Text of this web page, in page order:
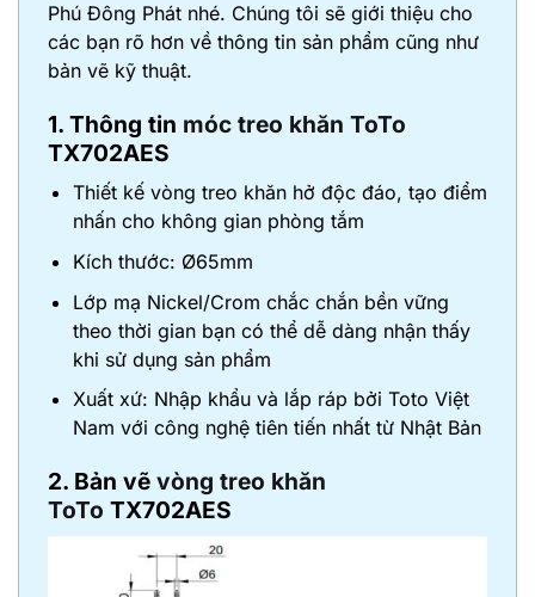
Phú Đông Phát nhé. Chúng tôi sẽ giới thiệu cho
các bạn rõ hơn về thông tin sản phẩm cũng như
bản vẽ kỹ thuật.
1. Thông tin móc treo khăn ToTo
TX702AES
Thiết kế vòng treo khăn hở độc đáo, tạo điểm
nhấn cho không gian phòng tắm
Kích thước: Ø65mm
Lớp mạ Nickel/Crom chắc chắn bền vững
theo thời gian bạn có thể dễ dàng nhận thấy
khi sử dụng sản phẩm
Xuất xứ: Nhập khẩu và lắp ráp bởi Toto Việt
Nam với công nghệ tiên tiến nhất từ Nhật Bản
2. Bản vẽ vòng treo khăn
ToTo TX702AES